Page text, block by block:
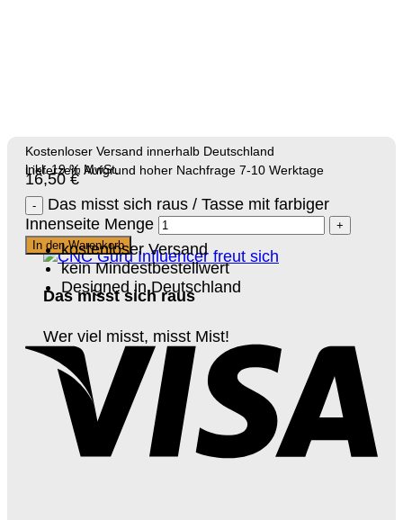
Das misst sich raus
Wer viel misst, misst Mist!
16,50€
inkl. 19 % MwSt.
Kostenloser Versand innerhalb Deutschland
Lieferzeit: Aufgrund hoher Nachfrage 7-10 Werktage
Das misst sich raus / Tasse mit farbiger
Innenseite Menge
In den Warenkorb
kostenloser Versand
kein Mindestbestellwert
Designed in Deutschland